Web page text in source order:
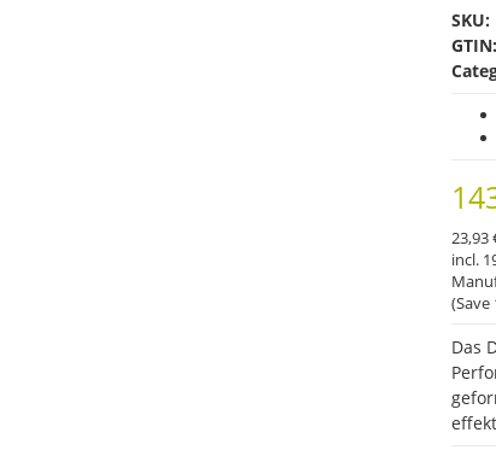
SKU:
GTIN:
23,93
incl.
(Save
Das